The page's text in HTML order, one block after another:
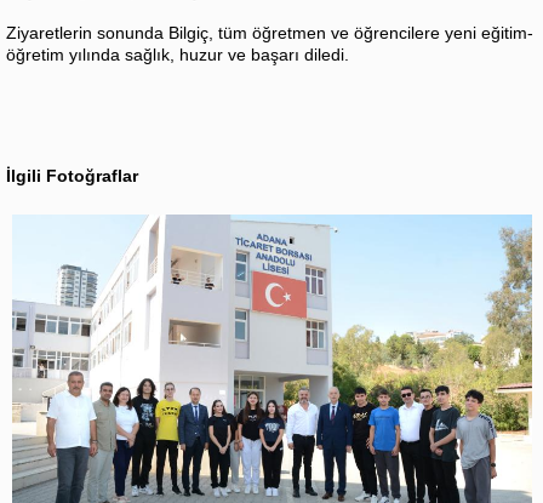
Ziyaretlerin sonunda Bilgiç, tüm öğretmen ve öğrencilere yeni eğitim-
öğretim yılında sağlık, huzur ve başarı diledi.
İlgili Fotoğraflar